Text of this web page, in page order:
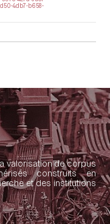
4db7-b658-
valorisation de corpus
construits en
et des institutions